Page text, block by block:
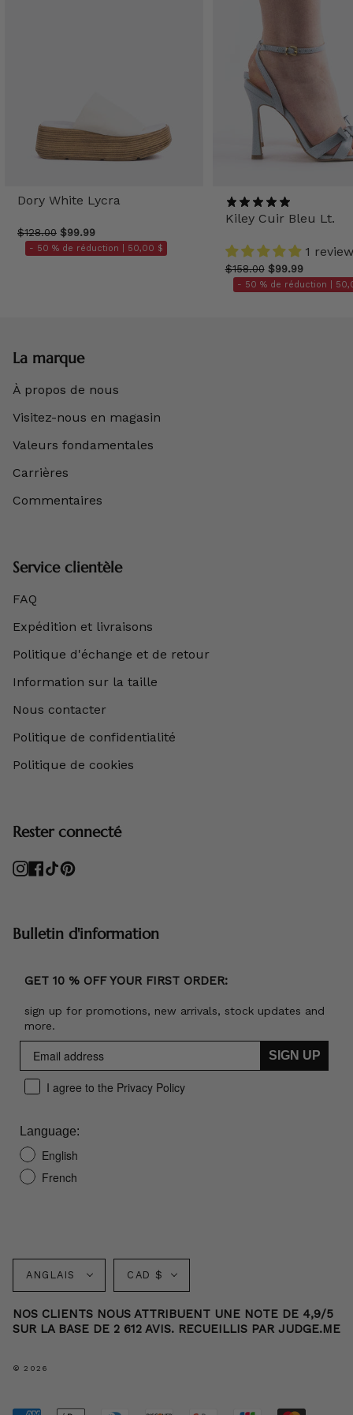
Dory White Lycra
$128.00 $99.99
- 50 % de réduction | 50,00 $
Kiley Cuir Bleu Lt.
1 review
$158.00 $99.99
- 50 % de réduction |
La marque
À propos de nous
Visitez-nous en magasin
Valeurs fondamentales
Carrières
Commentaires
Service clientèle
FAQ
Expédition et livraisons
Politique d'échange et de retour
Information sur la taille
Nous contacter
Politique de confidentialité
Politique de cookies
Rester connecté
Instagram
Facebook
TikTokPinterest
Bulletin d'information
GET 10 % OFF YOUR FIRST ORDER:
sign up for promotions, new arrivals, stock updates and
more.
SIGN UP
I agree to the Privacy Policy
Language:
English
French
Langue
ANGLAIS Monnaie
CAD $
NOS CLIENTS NOUS ATTRIBUENT UNE NOTE DE 4,9/5
SUR LA BASE DE 2 612 AVIS. RECUEILLIS PAR JUDGE.ME
© 2026